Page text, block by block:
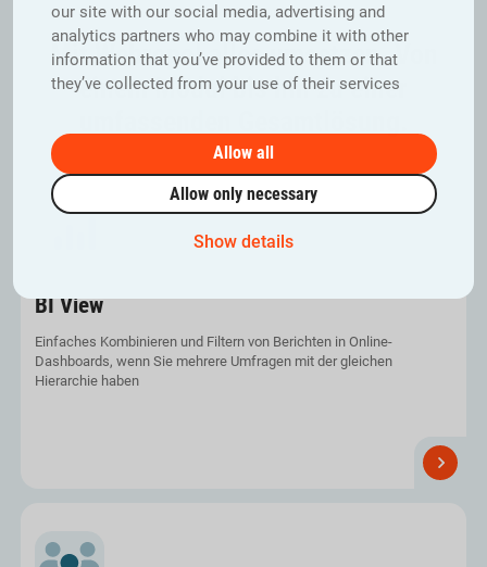
our site with our social media, advertising and
analytics partners who may combine it with other
information that you’ve provided to them or that
they’ve collected from your use of their services
Allow all
Allow only necessary
Show details
WEBROPOL MODULEN
Mit Webropol alles umsetzen. Von
einem Modul bis hin zu einer
BI View
Einfaches Kombinieren und Filtern von Berichten in Online-
Dashboards, wenn Sie mehrere Umfragen mit der gleichen
Hierarchie haben